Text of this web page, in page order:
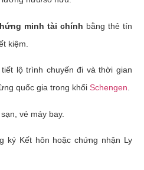
minh tài chính bằng thẻ tín
kiệm.
lộ trình chuyến đi và thời gian
quốc gia trong khối Schengen
vé máy bay.
ký Kết hôn hoặc chứng nhận Ly